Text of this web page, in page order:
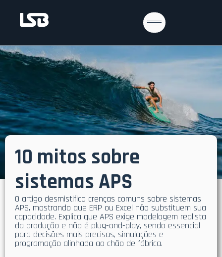
10 mitos sobre
sistemas APS
O artigo desmistifica crenças comuns sobre sistemas
APS, mostrando que ERP ou Excel não substituem sua
capacidade. Explica que APS exige modelagem realista
da produção e não é plug-and-play, sendo essencial
para decisões mais precisas, simulações e
programação alinhada ao chão de fábrica.